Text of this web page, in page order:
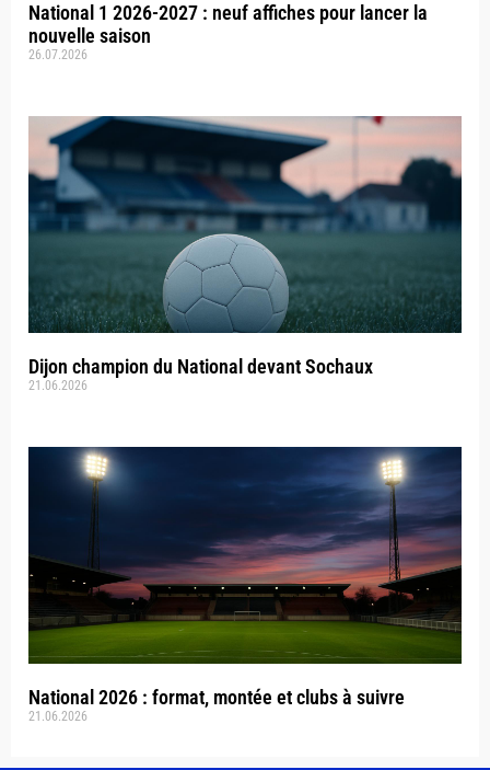
National 1 2026-2027 : neuf affiches pour lancer la
nouvelle saison
26.07.2026
Dijon champion du National devant Sochaux
21.06.2026
National 2026 : format, montée et clubs à suivre
21.06.2026